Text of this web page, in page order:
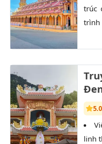
trúc
trình
5.0
linh